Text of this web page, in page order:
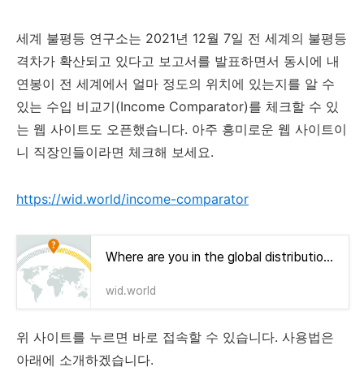
세계 불평등 연구소는 2021년 12월 7일 전 세계의 불평등
격차가 확산되고 있다고 보고서를 발표하면서 동시에 내
연봉이 전 세계에서 얼마 정도의 위치에 있는지를 알 수
있는 수입 비교기(Income Comparator)를 체크할 수 있
는 웹 사이트도 오픈했습니다. 아주 흥미로운 웹 사이트이
니 직장인들이라면 체크해 보세요.
https://wid.world/income-comparator
Where are you in the global distribution of income?
wid.world
위 사이트를 누르면 바로 접속할 수 있습니다. 사용법은
아래에 소개하겠습니다.